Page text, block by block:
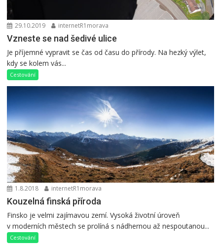
29.10.2019 internetR1morava
Vzneste se nad šedivé ulice
Je příjemné vypravit se čas od času do přírody. Na hezký výlet,
kdy se kolem vás...
Cestování
1.8.2018 internetR1morava
Kouzelná finská příroda
Finsko je velmi zajímavou zemí. Vysoká životní úroveň
v moderních městech se prolíná s nádhernou až nespoutanou...
Cestování